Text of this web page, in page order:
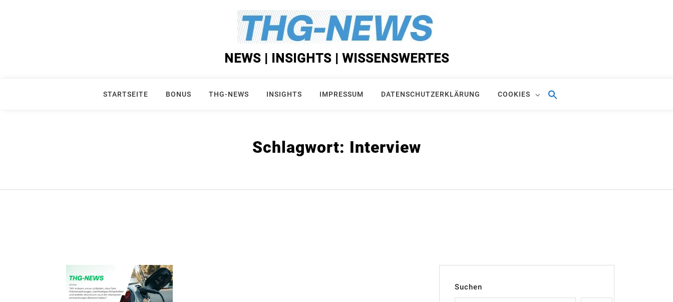
NEWS | INSIGHTS | WISSENSWERTES
STARTSEITE BONUS THG-NEWS INSIGHTS IMPRESSUM DATENSCHUTZERKLÄRUNG COOKIES
Schlagwort: Interview
Suchen